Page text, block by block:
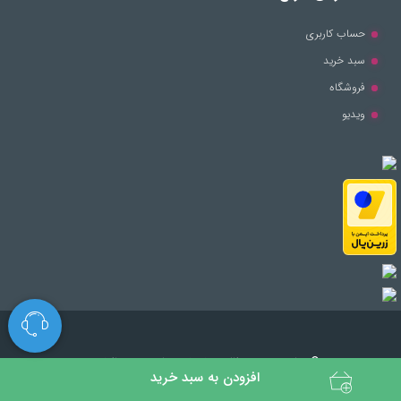
افزودن به سبد خرید
حساب کاربری
سبد خرید
فروشگاه
ویدیو
© تمامی حقوق مطالب برای این سایت محفوظ است.